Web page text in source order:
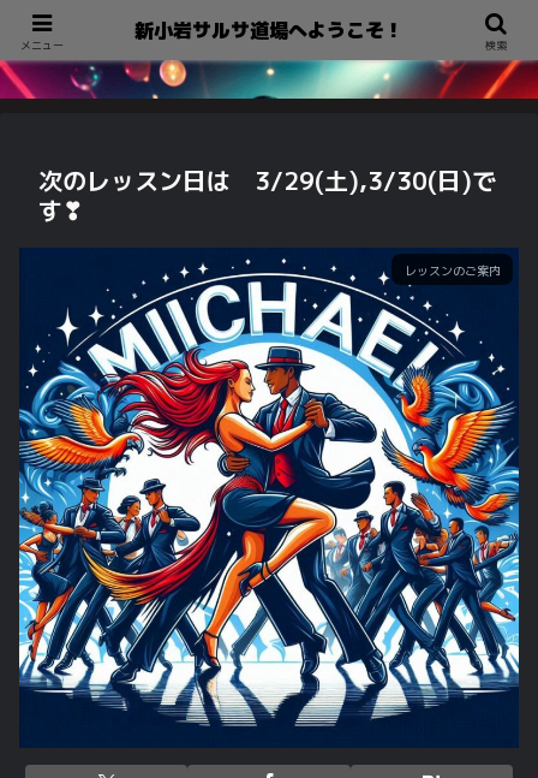
新小岩サルサ道場へようこそ！
次のレッスン日は 3/29(土),3/30(日)で
す❣
レッスンのご案内
メニュー
新小岩サルサ道場へようこそ！
検索